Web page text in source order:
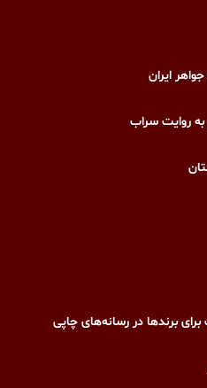
ایران
به روایت سراب
برندها در رسانه‌های چاپی